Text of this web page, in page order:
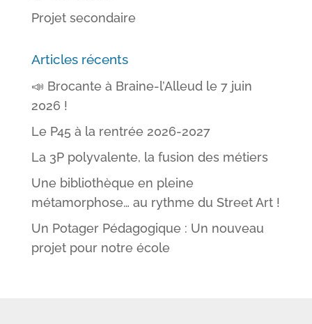
Projet secondaire
Articles récents
📣 Brocante à Braine-l’Alleud le 7 juin
2026 !
Le P45 à la rentrée 2026-2027
La 3P polyvalente, la fusion des métiers
Une bibliothèque en pleine
métamorphose… au rythme du Street Art !
Un Potager Pédagogique : Un nouveau
projet pour notre école